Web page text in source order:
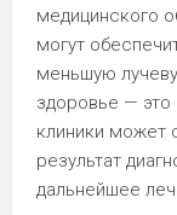
медицинского
могут
меньшую
здоровье — это
клиники может
результат
дальнейшее